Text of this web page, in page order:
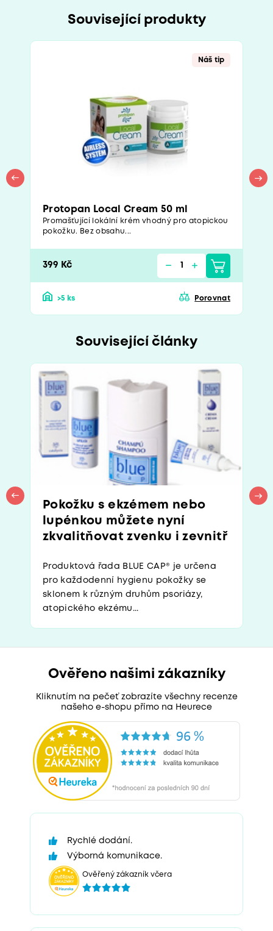
Související produkty
Náš tip
Protopan Local Cream 50 ml
Promašťující lokální krém vhodný pro atopickou
pokožku. Bez obsahu...
399 Kč
>5 ks Porovnat
Související články
Pokožku s ekzémem nebo
lupénkou můžete nyní
zkvalitňovat zvenku i zevnitř
Produktová řada BLUE CAP® je určena
pro každodenní hygienu pokožky se
sklonem k různým druhům psoriázy,
atopického ekzému...
Ověřeno našimi zákazníky
Kliknutím na pečeť zobrazíte všechny recenze
našeho e-shopu přímo na Heurece
Rychlé dodání.
Výborná komunikace.
Ověřený zákazník včera